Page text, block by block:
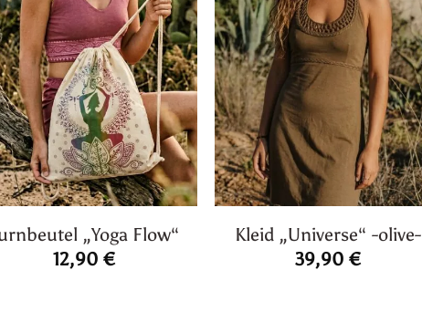
„Yoga Flow“
12,90€
Kleid „Universe“ -olive-
39,90 €